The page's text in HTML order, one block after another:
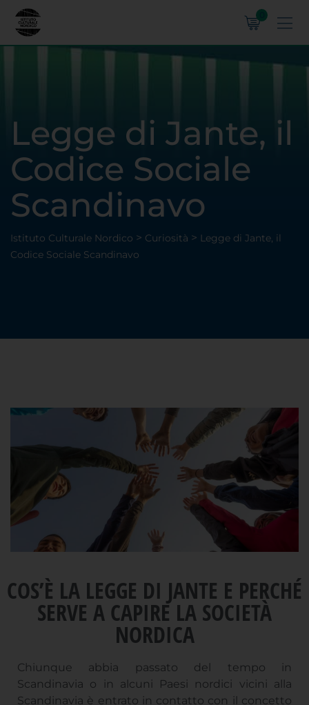
Legge di Jante, il
Codice Sociale
Scandinavo
Istituto Culturale Nordico > Curiosità > Legge di Jante, il
Codice Sociale Scandinavo
COS’È LA LEGGE DI JANTE E PERCHÉ
SERVE A CAPIRE LA SOCIETÀ
NORDICA
Chiunque abbia passato del tempo in
Scandinavia o in alcuni Paesi nordici vicini alla
Scandinavia è entrato in contatto con il concetto